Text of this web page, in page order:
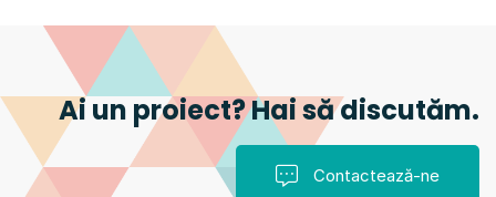
Ai un proiect? Hai să discutăm.
Contactează-ne